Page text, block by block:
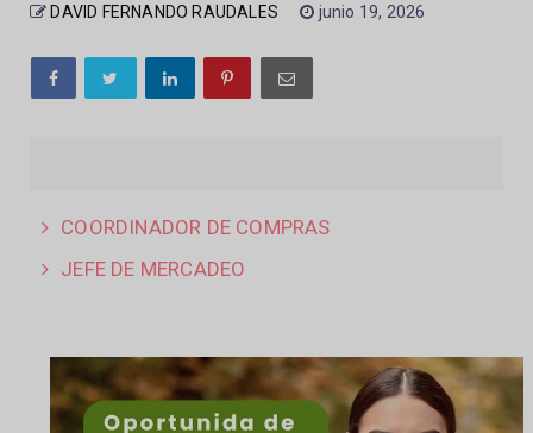
DAVID FERNANDO RAUDALES junio 19, 2026
COORDINADOR DE COMPRAS
JEFE DE MERCADEO